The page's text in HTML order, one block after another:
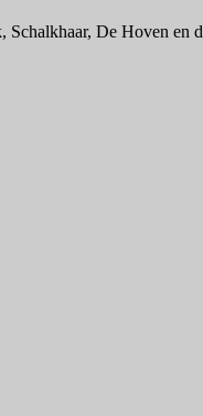
Schalkhaar, De Hoven en